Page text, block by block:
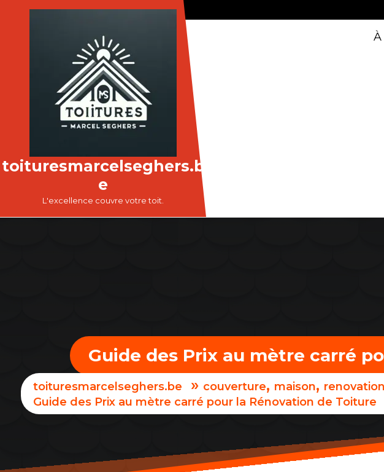
toituresmarcelseghers.b
e
L'excellence couvre votre toit.
À
Guide des Prix au mètre carré
toituresmarcelseghers.be » couverture, maison, renovation
Guide des Prix au mètre carré pour la Rénovation de Toiture